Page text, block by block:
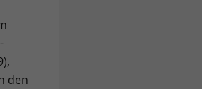
den